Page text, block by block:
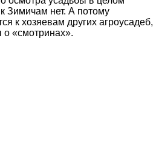
Зимичам нет. А потому
к хозяевам других агроусадеб,
«смотринах».